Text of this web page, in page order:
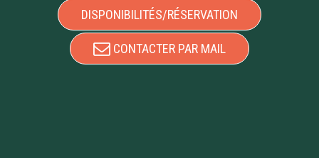
DISPONIBILITÉS/RÉSERVATION
CONTACTER PAR MAIL